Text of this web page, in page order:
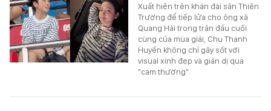
Xuất hiện trên khán đài sân Thiên
Trường để tiếp lửa cho ông xã
Quang Hải trong trận đấu cuối
cùng của mùa giải, Chu Thanh
Huyền không chỉ gây sốt với
visual xinh đẹp và giản dị qua
"cam thường".